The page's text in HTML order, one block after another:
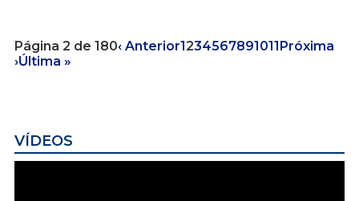
Página 2 de 180‹ Anterior1234567891011Próxima
›Última »
VÍDEOS